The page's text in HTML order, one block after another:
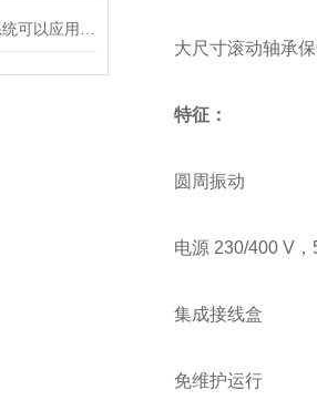
大尺寸滚动轴承
特征：
圆周振动
电源 230/400 V
集成接线盒
免维护运行